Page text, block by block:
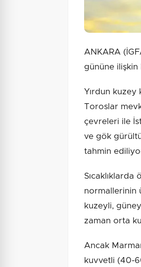
ANKARA
gününe ilişkin
Yırdun kuzey
Toroslar
çevreleri ile
ve gök
tahmin
Sıcaklıklarda
normallerinin
kuzeyli,
zaman orta
Ancak
kuvvetli (40-